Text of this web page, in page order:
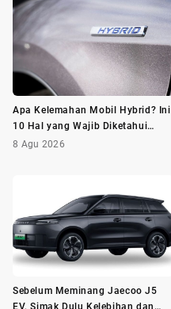
Apa Kelemahan Mobil Hybrid? Ini
10 Hal yang Wajib Diketahui
Sebelum Membeli
8 Agu 2026
Sebelum Meminang Jaecoo J5